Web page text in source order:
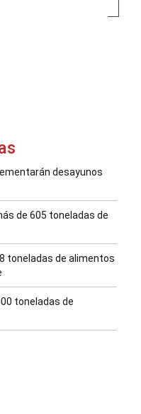
desayunos
de 605 toneladas de
toneladas de alimentos
toneladas de